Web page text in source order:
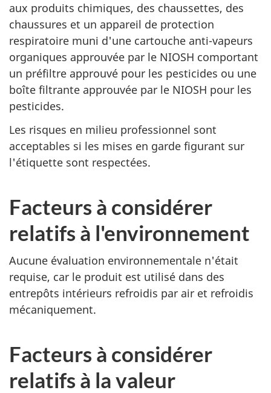
aux produits chimiques, des chaussettes, des
chaussures et un appareil de protection
respiratoire muni d'une cartouche anti-vapeurs
organiques approuvée par le NIOSH comportant
un préfiltre approuvé pour les pesticides ou une
boîte filtrante approuvée par le NIOSH pour les
pesticides.
Les risques en milieu professionnel sont
acceptables si les mises en garde figurant sur
l'étiquette sont respectées.
Facteurs à considérer
relatifs à l'environnement
Aucune évaluation environnementale n'était
requise, car le produit est utilisé dans des
entrepôts intérieurs refroidis par air et refroidis
mécaniquement.
Facteurs à considérer
relatifs à la valeur